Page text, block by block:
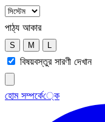
পাঠ্য আকার
S M L
বিষয়বস্তুর সারণী দেখান
হোম সম্পর্কে